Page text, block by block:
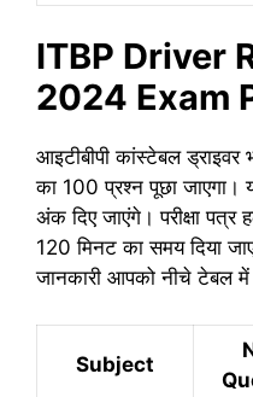
ITBP Driver
2024 Exam
आइटीबीपी कांस्टेबल ड्राइवर
का 100 प्रश्न पूछा जाएगा।
अंक दिए जाएंगे। परीक्षा पत्र
120 मिनट का समय दिया
जानकारी आपको नीचे टेबल में
Subject